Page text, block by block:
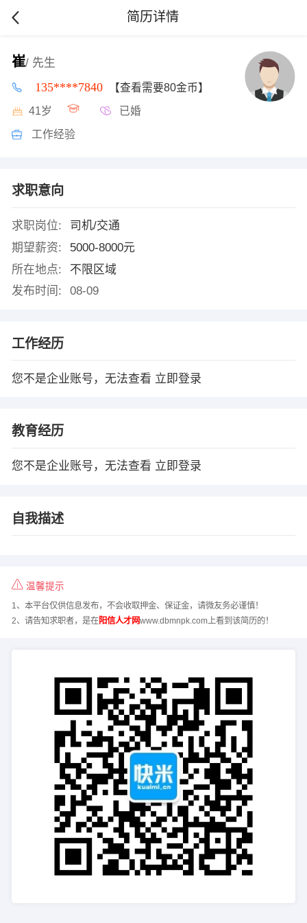
简历详情
崔/ 先生
135****7840 【查看需要80金币】
41岁 已婚
工作经验
求职意向
求职岗位:
司机/交通
期望薪资:
5000-8000元
所在地点:
不限区域
发布时间:
08-09
工作经历
您不是企业账号，无法查看 立即登录
教育经历
您不是企业账号，无法查看 立即登录
自我描述
温馨提示
1、本平台仅供信息发布，不会收取押金、保证金，请微友务必谨慎！
2、请告知求职者，是在阳信人才网www.dbmnpk.com上看到该简历的！